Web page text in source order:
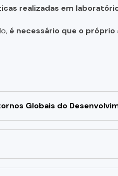
realizadas em
é necessário que o
Globais do